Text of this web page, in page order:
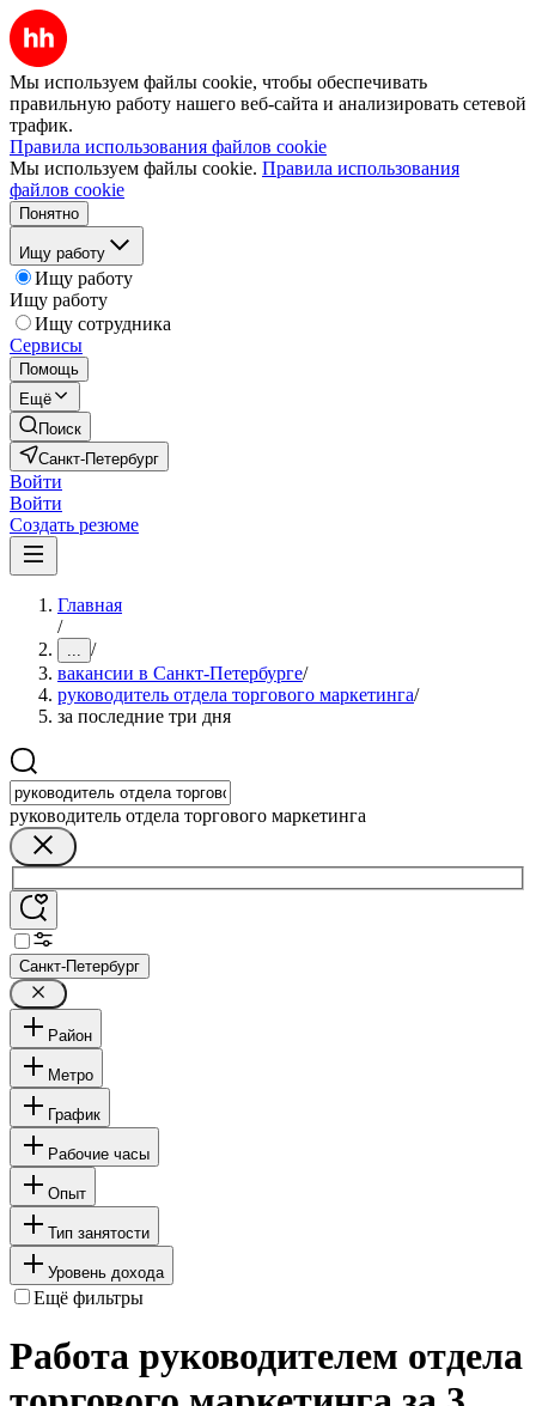
Мы используем файлы cookie, чтобы обеспечивать
правильную работу нашего веб-сайта и анализировать сетевой
трафик.
Правила использования файлов cookie
Мы используем файлы cookie. Правила использования
файлов cookie
Понятно
Ищу работу
Ищу работу
Ищу работу
Ищу сотрудника
Сервисы
Помощь
Ещё
Поиск
Санкт-Петербург
Войти
Войти
Создать резюме
Главная
/
... /
вакансии в Санкт-Петербурге/
руководитель отдела торгового маркетинга/
за последние три дня
руководитель отдела торгового маркетинга
Санкт-Петербург
Район
Метро
График
Рабочие часы
Опыт
Тип занятости
Уровень дохода
Ещё фильтры
Работа руководителем отдела